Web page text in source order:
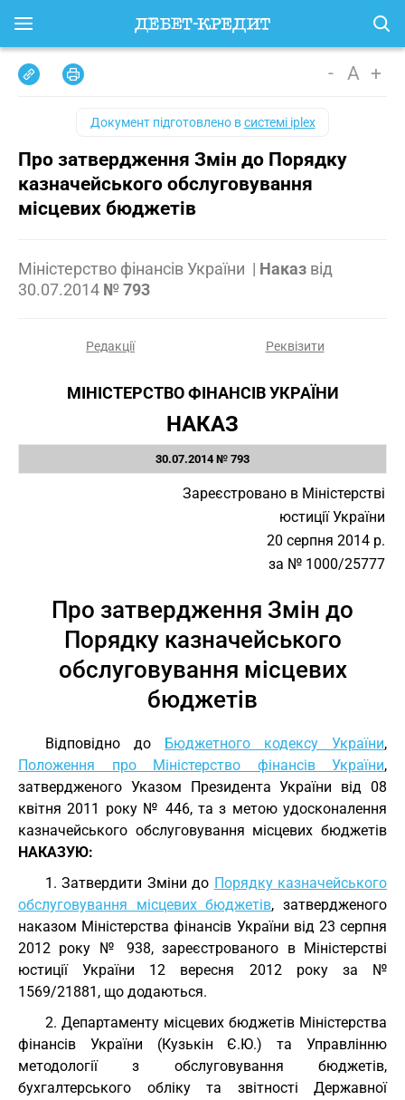
- A +
Документ підготовлено всистемі iplex
Про затвердження Змін до Порядку
казначейського обслуговування
місцевих бюджетів
Міністерство фінансів України | Наказ від
30.07.2014 № 793
Редакції Реквізити
МІНІСТЕРСТВО ФІНАНСІВ УКРАЇНИ
НАКАЗ
30.07.2014 № 793
Зареєстровано в Міністерстві
юстиції України
20 серпня 2014 р.
за № 1000/25777
Про затвердження Змін до
Порядку казначейського
обслуговування місцевих
бюджетів
Відповідно до Бюджетного кодексу України,
Положення про Міністерство фінансів України,
затвердженого Указом Президента України від 08
квітня 2011 року № 446, та з метою удосконалення
казначейського обслуговування місцевих бюджетів
НАКАЗУЮ:
1. Затвердити Зміни до Порядку казначейського
обслуговування місцевих бюджетів, затвердженого
наказом Міністерства фінансів України від 23 серпня
2012 року № 938, зареєстрованого в Міністерстві
юстиції України 12 вересня 2012 року за №
1569/21881, що додаються.
2. Департаменту місцевих бюджетів Міністерства
фінансів України (Кузькін Є.Ю.) та Управлінню
методології з обслуговування бюджетів,
бухгалтерського обліку та звітності Державної